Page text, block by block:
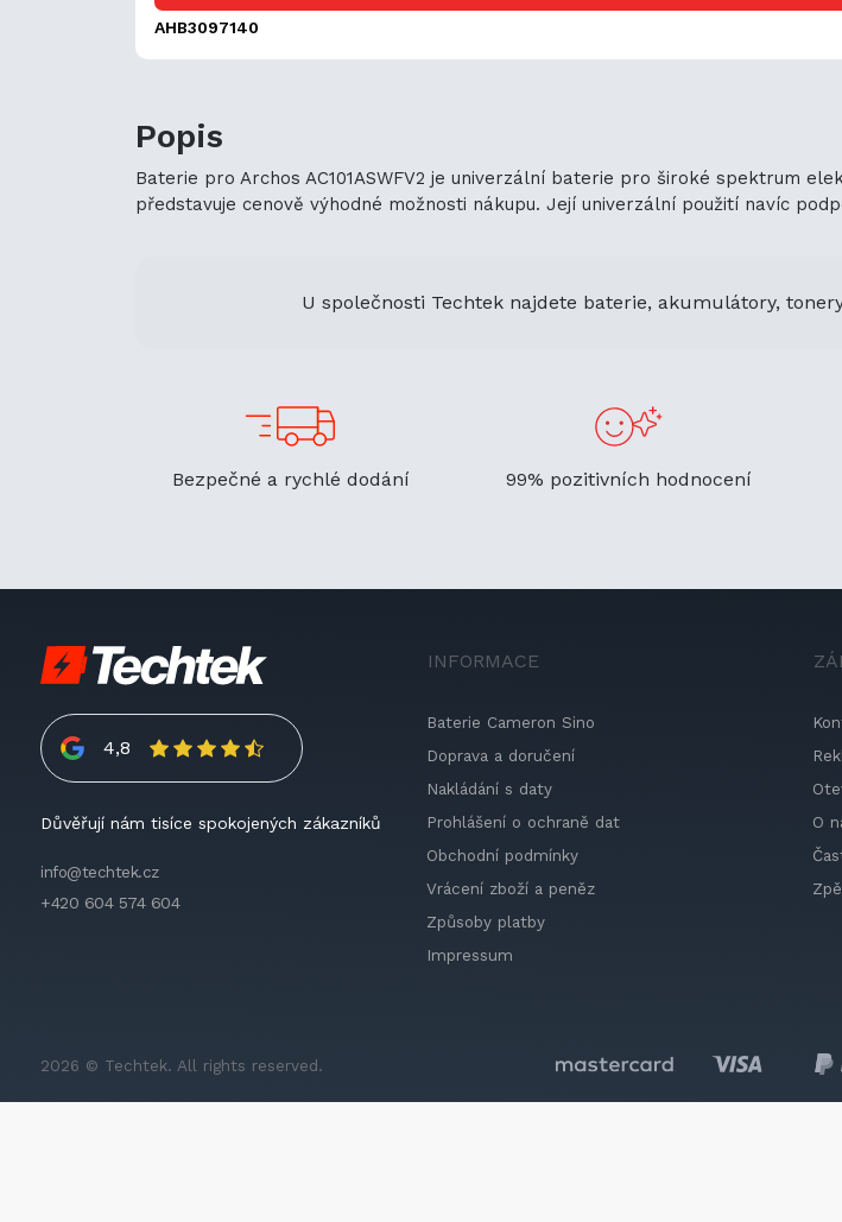
AHB3097140
Popis
Baterie pro Archos AC101ASWFV2 je univerzální baterie pro široké spektrum
představuje cenově výhodné možnosti nákupu. Její univerzální použití navíc
U společnosti Techtek najdete baterie, akumulátory,
Bezpečné a rychlé dodání 99% pozitivních hodnocení
4,8
Důvěřují nám tisíce spokojených zákazníků
info@techtek.cz
+420 604 574 604
INFORMACE
Baterie Cameron Sino
Doprava a doručení
Nakládání s daty
Prohlášení o ochraně dat
Obchodní podmínky
Vrácení zboží a peněz
Způsoby platby
Impressum
O
2026 © Techtek. All rights reserved.